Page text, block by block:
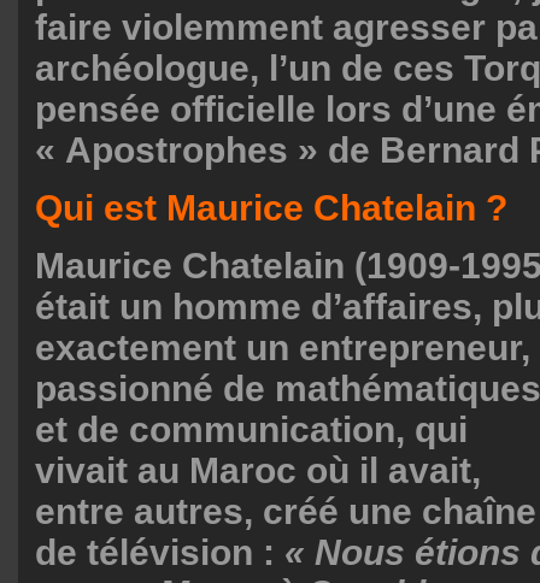
faire violemment agresser
archéologue, l’un de ces
pensée officielle lors d’une
« Apostrophes » de Bernard
Qui est Maurice Chatelain ?
Maurice Chatelain (1909-
était un homme d’affaires,
exactement un entrepreneur,
passionné de mathématiques
et de communication, qui
vivait au Maroc où il avait,
entre autres, créé une chaîne
de télévision : « Nous étions